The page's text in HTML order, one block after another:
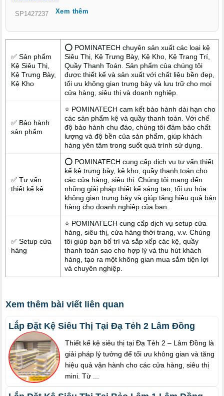
Lâm Đồng đi kèm bản vẽ layout chi tiết, chất liệu đa dạng, thẩm
mỹ cao, dễ dàng mở rộng hoặc thay đổi theo mùa. Tư vấn tận
hạn và chăm sóc khách hàng sau thi công.
SP1427237 Xem thêm
✅ Sản phẩm
Kệ Siêu Thị,
Kệ Trưng Bày,
Kệ Kho
⭕ POMINATECH chuyên sản xuất các loại kệ
Siêu Thị, Kệ Trưng Bày, Kệ Kho, Kệ Trang Trí,
Quầy Thanh Toán. Sản phẩm của chúng tôi
được thiết kế và sản xuất với chất liệu bền đẹp,
tối ưu không gian trưng bày và lưu trữ cho mọi
cửa hàng, siêu thị và doanh nghiệp.
✅ Bảo hành
sản phẩm
⭐ POMINATECH cam kết bảo hành dài hạn cho
các sản phẩm kệ và quầy thanh toán. Với chế
độ bảo hành chu đáo, chúng tôi đảm bảo chất
lượng và độ bền của sản phẩm, giúp khách
hàng yên tâm trong suốt quá trình sử dụng.
✅ Tư vấn
thiết kế kệ
⭕ POMINATECH cung cấp dịch vụ tư vấn thiết
kế kệ trưng bày, kệ kho, quầy thanh toán cho
các cửa hàng, siêu thị. Chúng tôi mang đến
những giải pháp thiết kế sáng tạo, tối ưu hóa
không gian trưng bày và giúp tăng hiệu quả bán
hàng cho doanh nghiệp của bạn.
✅ Setup cửa
hàng
⭐ POMINATECH cung cấp dịch vụ setup cửa
hàng, siêu thị, cửa hàng thời trang, v.v. Chúng
tôi giúp bạn bố trí và sắp xếp các kệ, quầy
thanh toán sao cho hợp lý và thu hút khách
hàng, tạo ra một không gian mua sắm tiện lợi
và chuyên nghiệp.
Xem thêm bài viết liên quan
Lắp Đặt Kệ Siêu Thị Tại Đạ Tẻh 2 Lâm Đồng
Thiết kế kệ siêu thị tại Đạ Tẻh 2 – Lâm Đồng là
giải pháp lý tưởng để tối ưu không gian và tăng
hiệu quả vận hành cho các cửa hàng, siêu thị
mini. Từ ...